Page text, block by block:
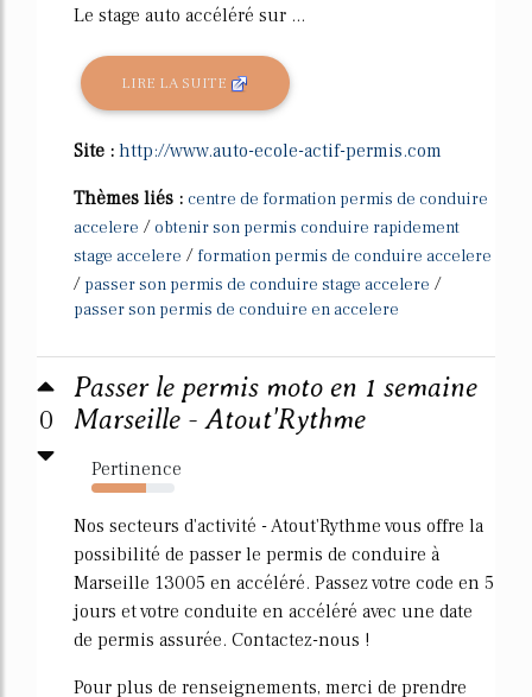
Le stage auto accéléré sur ...
LIRE LA SUITE
Site : http://www.auto-ecole-actif-permis.com
Thèmes liés : centre de formation permis de conduire
accelere / obtenir son permis conduire rapidement
stage accelere / formation permis de conduire accelere
/ passer son permis de conduire stage accelere /
passer son permis de conduire en accelere
0
Passer le permis moto en 1 semaine
Marseille - Atout'Rythme
Pertinence
66%
Nos secteurs d'activité - Atout'Rythme vous offre la
possibilité de passer le permis de conduire à
Marseille 13005 en accéléré. Passez votre code en 5
jours et votre conduite en accéléré avec une date
de permis assurée. Contactez-nous !
Pour plus de renseignements, merci de prendre